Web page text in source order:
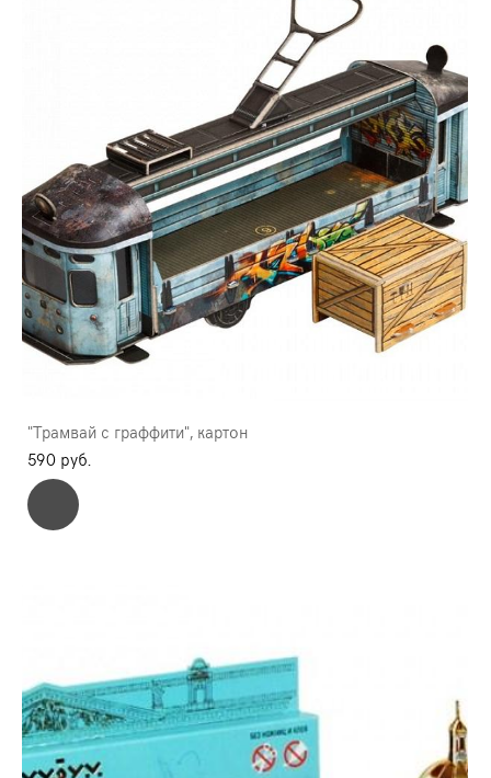
"Трамвай с граффити", картон
590 pуб.